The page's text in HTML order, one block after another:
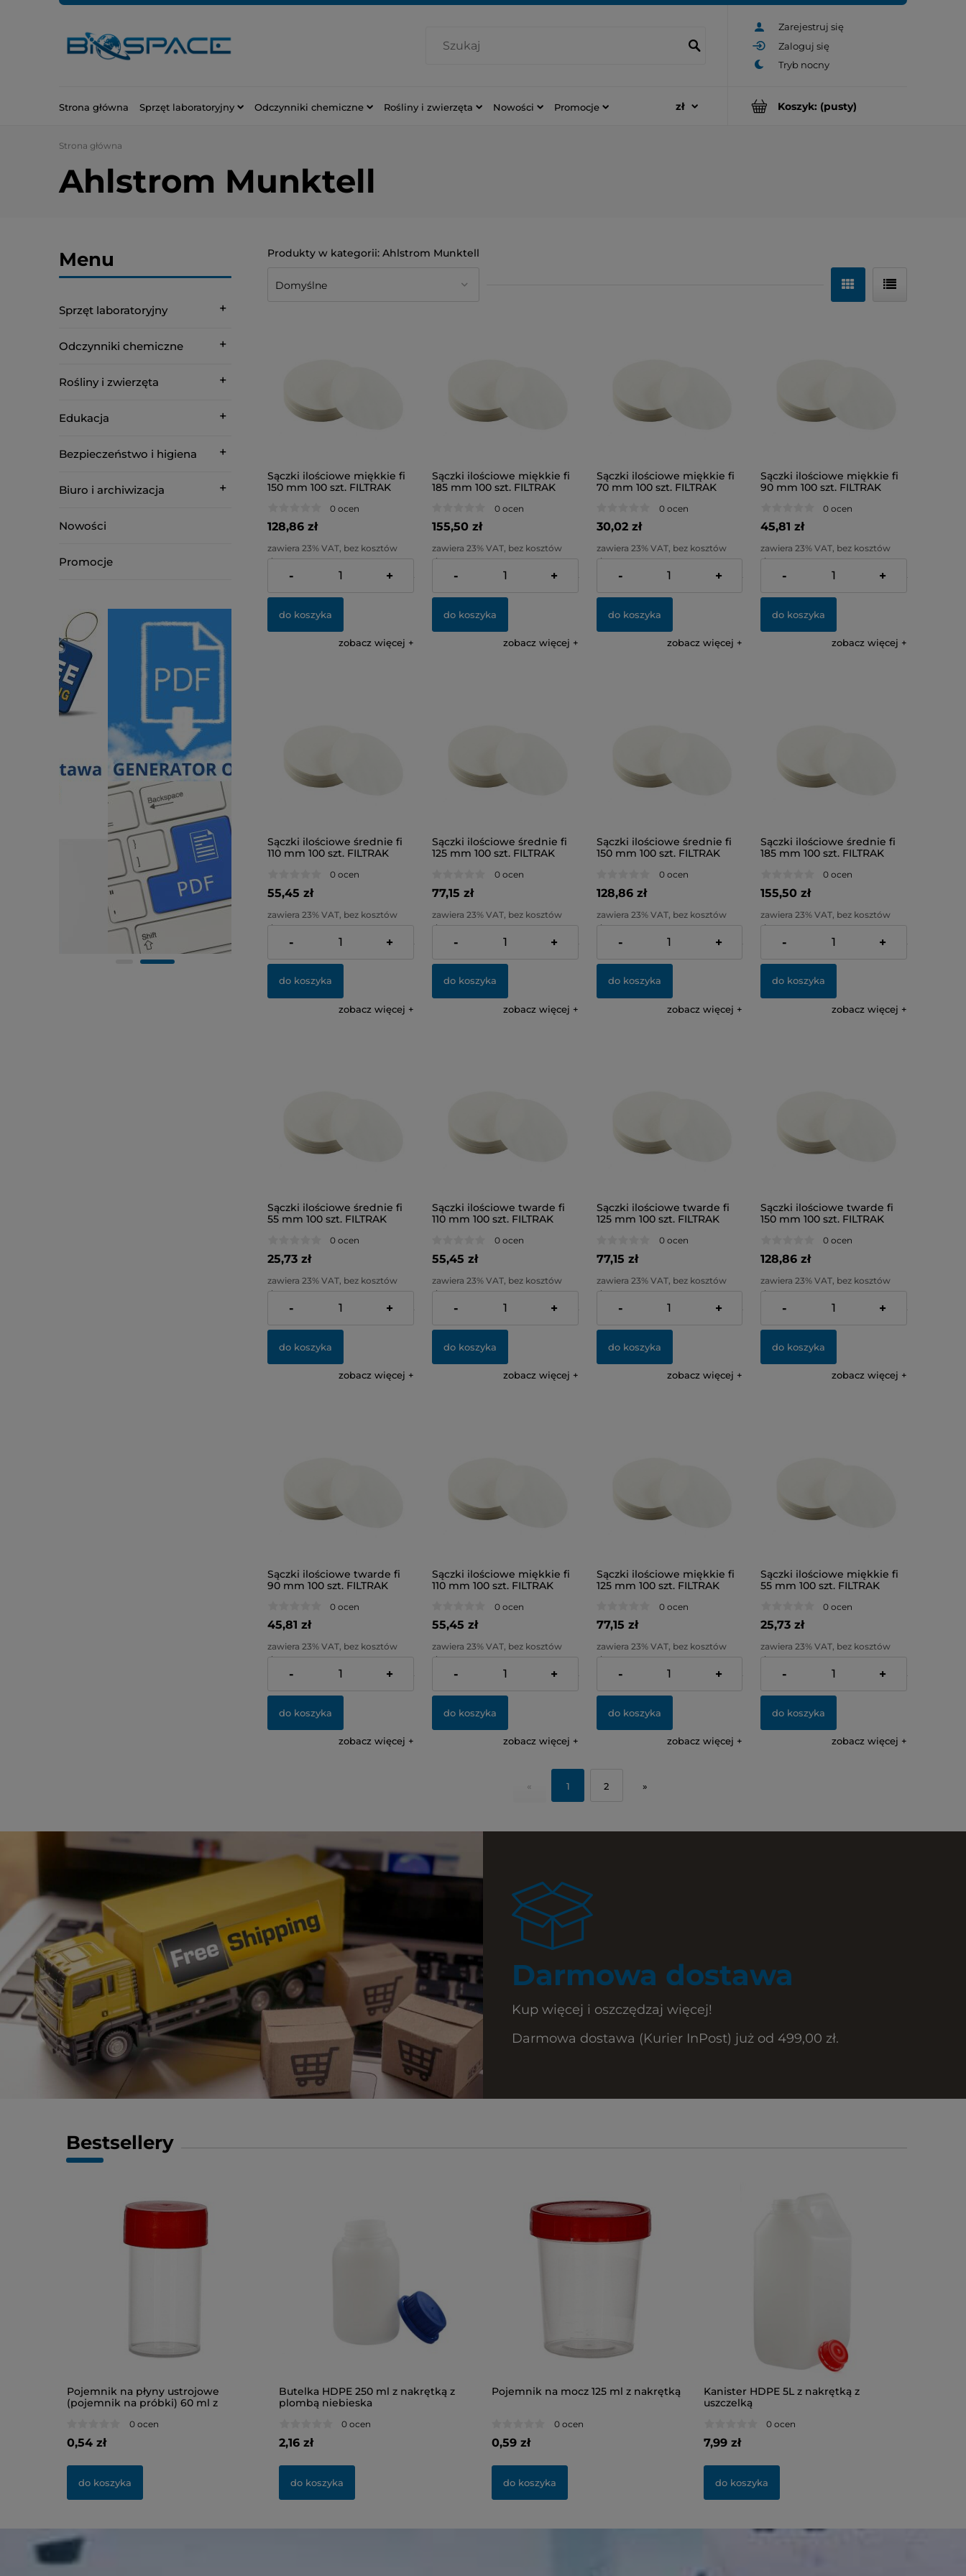
Zarejestruj się
Zaloguj się
Koszyk: (pusty)
Strona główna Sprzęt laboratoryjny Odczynniki chemiczne Rośliny i zwierzęta Nowości Promocje
Strona główna
Ahlstrom Munktell
Menu
Sprzęt laboratoryjny
Odczynniki chemiczne
Rośliny i zwierzęta
Edukacja
Bezpieczeństwo i higiena
Biuro i archiwizacja
Nowości
Promocje
Ahlstrom Munktell
Sączki ilościowe miękkie fi
150 mm 100 szt. FILTRAK
0 ocen
128,86 zł
zawiera 23% VAT, bez kosztów
dostawy
Cena netto:
104,76 zł
- +
do koszyka
zobacz więcej
Sączki ilościowe miękkie fi
185 mm 100 szt. FILTRAK
0 ocen
155,50 zł
zawiera 23% VAT, bez kosztów
dostawy
Cena netto:
126,42 zł
- +
do koszyka
zobacz więcej
Sączki ilościowe miękkie fi
70 mm 100 szt. FILTRAK
0 ocen
30,02 zł
zawiera 23% VAT, bez kosztów
dostawy
Cena netto:
24,41 zł
- +
do koszyka
zobacz więcej
Sączki ilościowe miękkie fi
90 mm 100 szt. FILTRAK
0 ocen
45,81 zł
zawiera 23% VAT, bez kosztów
dostawy
Cena netto:
37,24 zł
- +
do koszyka
zobacz więcej
Sączki ilościowe średnie fi
110 mm 100 szt. FILTRAK
0 ocen
55,45 zł
zawiera 23% VAT, bez kosztów
dostawy
Cena netto:
45,08 zł
- +
do koszyka
zobacz więcej
Sączki ilościowe średnie fi
125 mm 100 szt. FILTRAK
0 ocen
77,15 zł
zawiera 23% VAT, bez kosztów
dostawy
Cena netto:
62,72 zł
- +
do koszyka
zobacz więcej
Sączki ilościowe średnie fi
150 mm 100 szt. FILTRAK
0 ocen
128,86 zł
zawiera 23% VAT, bez kosztów
dostawy
Cena netto:
104,76 zł
- +
do koszyka
zobacz więcej
Sączki ilościowe średnie fi
185 mm 100 szt. FILTRAK
0 ocen
155,50 zł
zawiera 23% VAT, bez kosztów
dostawy
Cena netto:
126,42 zł
- +
do koszyka
zobacz więcej
Sączki ilościowe średnie fi
55 mm 100 szt. FILTRAK
0 ocen
25,73 zł
zawiera 23% VAT, bez kosztów
dostawy
Cena netto:
20,92 zł
- +
do koszyka
zobacz więcej
Sączki ilościowe twarde fi
110 mm 100 szt. FILTRAK
0 ocen
55,45 zł
zawiera 23% VAT, bez kosztów
dostawy
Cena netto:
45,08 zł
- +
do koszyka
zobacz więcej
Sączki ilościowe twarde fi
125 mm 100 szt. FILTRAK
0 ocen
77,15 zł
zawiera 23% VAT, bez kosztów
dostawy
Cena netto:
62,72 zł
- +
do koszyka
zobacz więcej
Sączki ilościowe twarde fi
150 mm 100 szt. FILTRAK
0 ocen
128,86 zł
zawiera 23% VAT, bez kosztów
dostawy
Cena netto:
104,76 zł
- +
do koszyka
zobacz więcej
Sączki ilościowe twarde fi
90 mm 100 szt. FILTRAK
0 ocen
45,81 zł
zawiera 23% VAT, bez kosztów
dostawy
Cena netto:
37,24 zł
- +
do koszyka
zobacz więcej
Sączki ilościowe miękkie fi
110 mm 100 szt. FILTRAK
0 ocen
55,45 zł
zawiera 23% VAT, bez kosztów
dostawy
Cena netto:
45,08 zł
- +
do koszyka
zobacz więcej
Sączki ilościowe miękkie fi
125 mm 100 szt. FILTRAK
0 ocen
77,15 zł
zawiera 23% VAT, bez kosztów
dostawy
Cena netto:
62,72 zł
- +
do koszyka
zobacz więcej
Sączki ilościowe miękkie fi
55 mm 100 szt. FILTRAK
0 ocen
25,73 zł
zawiera 23% VAT, bez kosztów
dostawy
Cena netto:
20,92 zł
- +
do koszyka
zobacz więcej
« 1 2 »
Darmowa dostawa
Kup więcej i oszczędzaj więcej!
Darmowa dostawa (Kurier InPost) już od 499,00 zł.
Bestsellery
Pojemnik na płyny ustrojowe
(pojemnik na próbki) 60 ml z
0 ocen
0,54 zł
do koszyka
Butelka HDPE 250 ml z nakrętką z
plombą niebieska
0 ocen
2,16 zł
do koszyka
Pojemnik na mocz 125 ml z nakrętką
0 ocen
0,59 zł
do koszyka
Kanister HDPE 5L z nakrętką z
uszczelką
0 ocen
7,99 zł
do koszyka